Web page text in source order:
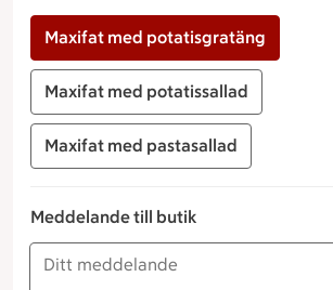
Maxifat med potatisgratäng
Maxifat med potatissallad
Maxifat med pastasallad
Meddelande till butik